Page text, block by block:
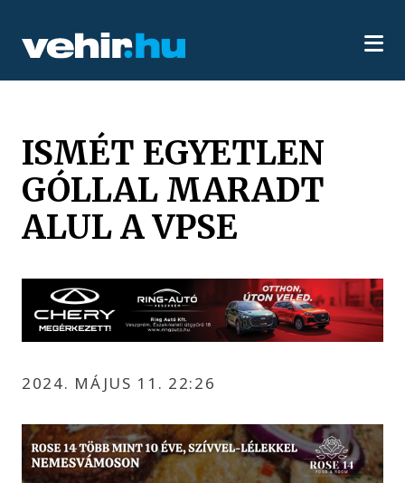
ISMÉT EGYETLEN
GÓLLAL MARADT
ALUL A VPSE
2024. MÁJUS 11. 22:26